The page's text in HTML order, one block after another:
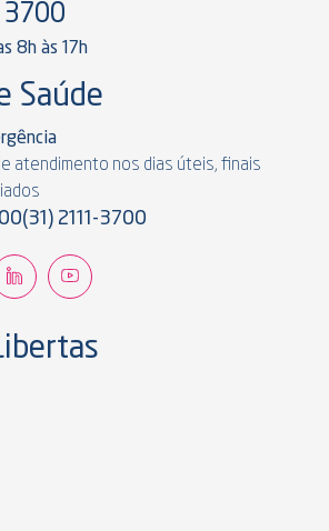
8h às 17h
Saúde
atendimento nos dias úteis, finais
(31) 2111-3700